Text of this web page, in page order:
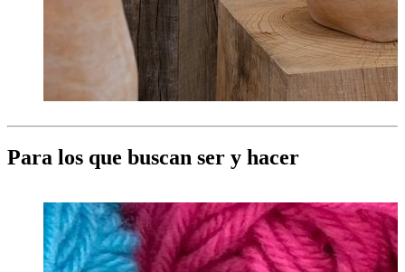
Para los que buscan ser y hacer